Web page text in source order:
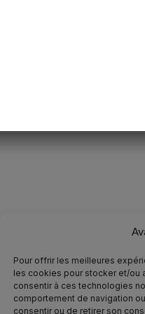
Pour offrir les meilleures
les cookies pour stocker et/ou
consentir à ces technologies
comportement de navigation
consentir ou de retirer son